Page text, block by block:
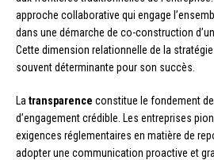
approche collaborative qui engage
dans une démarche de co-construction
Cette dimension relationnelle de la
souvent déterminante pour son succès.
La transparence constitue le fondement
d’engagement crédible. Les entreprises
exigences réglementaires en matière de
adopter une communication proactive et